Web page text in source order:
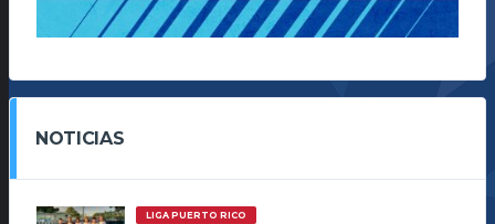
NOTICIAS
LIGA PUERTO RICO